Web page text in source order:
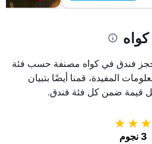
فندق في كواه مصنفة حسب فئة
المفيدة، قمنا أيضًا بتبيان
قيمة ضمن كل فئة فندق.
3 نجوم
3 نجوم